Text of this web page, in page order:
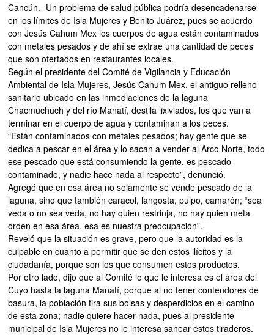
Cancún.- Un problema de salud pública podría desencadenarse
en los límites de Isla Mujeres y Benito Juárez, pues se acuerdo
con Jesús Cahum Mex los cuerpos de agua están contaminados
con metales pesados y de ahí se extrae una cantidad de peces
que son ofertados en restaurantes locales.
Según el presidente del Comité de Vigilancia y Educación
Ambiental de Isla Mujeres, Jesús Cahum Mex, el antiguo relleno
sanitario ubicado en las inmediaciones de la laguna
Chacmuchuch y del río Manatí, destila lixiviados, los que van a
terminar en el cuerpo de agua y contaminan a los peces.
“Están contaminados con metales pesados; hay gente que se
dedica a pescar en el área y lo sacan a vender al Arco Norte, todo
ese pescado que está consumiendo la gente, es pescado
contaminado, y nadie hace nada al respecto”, denunció.
Agregó que en esa área no solamente se vende pescado de la
laguna, sino que también caracol, langosta, pulpo, camarón; “sea
veda o no sea veda, no hay quien restrinja, no hay quien meta
orden en esa área, esa es nuestra preocupación”.
Reveló que la situación es grave, pero que la autoridad es la
culpable en cuanto a permitir que se den estos ilícitos y la
ciudadanía, porque son los que consumen estos productos.
Por otro lado, dijo que al Comité lo que le interesa es el área del
Cuyo hasta la laguna Manatí, porque al no tener contendores de
basura, la población tira sus bolsas y desperdicios en el camino
de esta zona; nadie quiere hacer nada, pues al presidente
municipal de Isla Mujeres no le interesa sanear estos tiraderos.